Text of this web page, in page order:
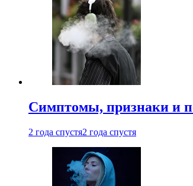
Симптомы, признаки и
2 года спустя2 года спустя